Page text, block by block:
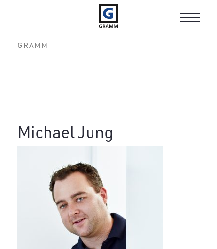
Toggle
GRAMM
Michael Jung